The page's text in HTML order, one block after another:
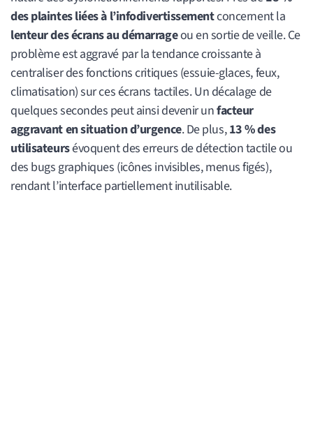
des plaintes liées à l’infodivertissementconcernent la
lenteur des écrans au démarrageou en sortie de veille. Ce
problème est aggravé par la tendance croissante à
centraliser des fonctions critiques (essuie-glaces, feux,
climatisation) sur ces écrans tactiles. Un décalage de
quelques secondes peut ainsi devenir unfacteur
aggravant en situation d’urgence. De plus,13 % des
utilisateursévoquent des erreurs de détection tactile ou
des bugs graphiques (icônes invisibles, menus figés),
rendant l’interface partiellement inutilisable.